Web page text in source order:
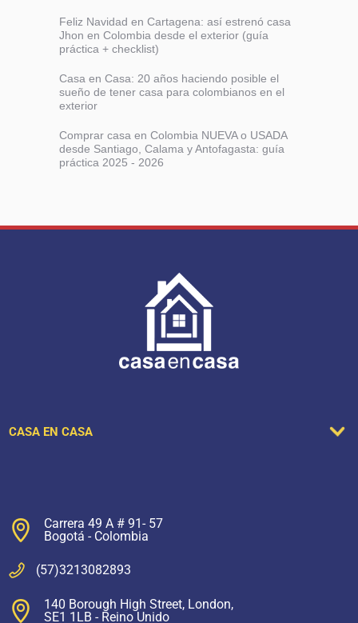
Feliz Navidad en Cartagena: así estrenó casa
Jhon en Colombia desde el exterior (guía
práctica + checklist)
Casa en Casa: 20 años haciendo posible el
sueño de tener casa para colombianos en el
exterior
Comprar casa en Colombia NUEVA o USADA
desde Santiago, Calama y Antofagasta: guía
práctica 2025 - 2026
CASA EN CASA
Carrera 49 A # 91- 57
Bogotá - Colombia
(57)3213082893
140 Borough High Street, London,
SE1 1LB - Reino Unido